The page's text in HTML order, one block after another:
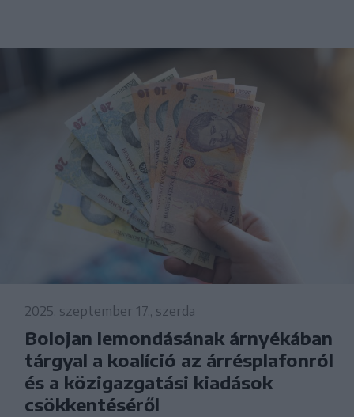
2025. szeptember 17., szerda
Bolojan lemondásának árnyékában
tárgyal a koalíció az árrésplafonról
és a közigazgatási kiadások
csökkentéséről